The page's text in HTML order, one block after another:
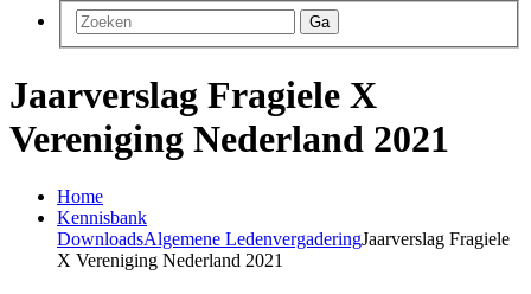
Ga
Jaarverslag Fragiele X
Vereniging Nederland 2021
Home
Kennisbank
DownloadsAlgemene LedenvergaderingJaarverslag Fragiele
X Vereniging Nederland 2021